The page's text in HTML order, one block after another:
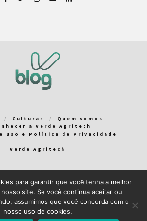
Culturas
Quem somos
a Verde Agritech
uso e Política de Privacidade
Verde Agritech
Blog! Para que a sua experiência em nosso
utilizamos cookies. Você pode
seus cookiesaqui.
para garantir que você tenha a melhor
site. Se você continua aceitar ou
assumimos que você concorda com o
nosso uso de cookies.